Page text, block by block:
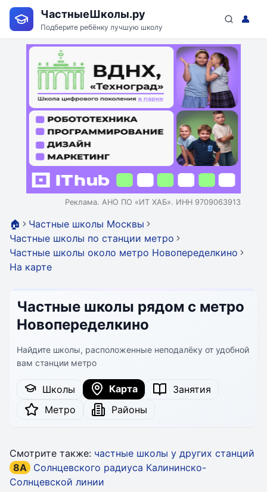
ЧастныеШколы.ру
Подберите ребёнку лучшую школу
👤
Реклама. АНО ПО «ИТ ХАБ». ИНН 9709063913
🏠
Частные школы Москвы
Частные школы по станции метро
Частные школы около метро Новопеределкино
На карте
Частные школы рядом с метро
Новопеределкино
Найдите школы, расположенные неподалёку от удобной
вам станции метро
Школы Карта
Занятия
Метро
Районы
Смотрите также: частные школы у других станций
8A Солнцевского радиуса Калининско-
Солнцевской линии